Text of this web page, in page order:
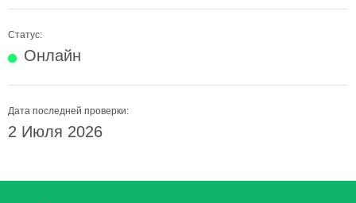
Статус:
Онлайн
Дата последней проверки:
2 Июля 2026